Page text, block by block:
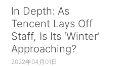
In Depth: As
Tencent Lays Off
Staff, Is Its ‘Winter’
Approaching?
2022年04月01日